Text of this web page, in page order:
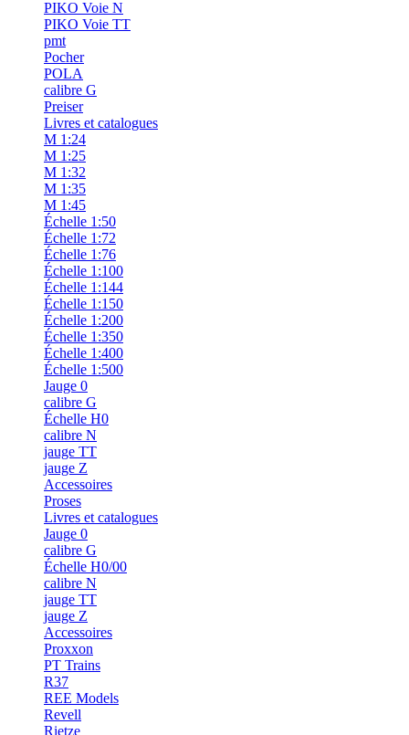
PIKO Voie N
PIKO Voie TT
pmt
Pocher
POLA
calibre G
Preiser
Livres et catalogues
M 1:24
M 1:25
M 1:32
M 1:35
M 1:45
Échelle 1:50
Échelle 1:72
Échelle 1:76
Échelle 1:100
Échelle 1:144
Échelle 1:150
Échelle 1:200
Échelle 1:350
Échelle 1:400
Échelle 1:500
Jauge 0
calibre G
Échelle H0
calibre N
jauge TT
jauge Z
Accessoires
Proses
Livres et catalogues
Jauge 0
calibre G
Échelle H0/00
calibre N
jauge TT
jauge Z
Accessoires
Proxxon
PT Trains
R37
REE Models
Revell
Rietze